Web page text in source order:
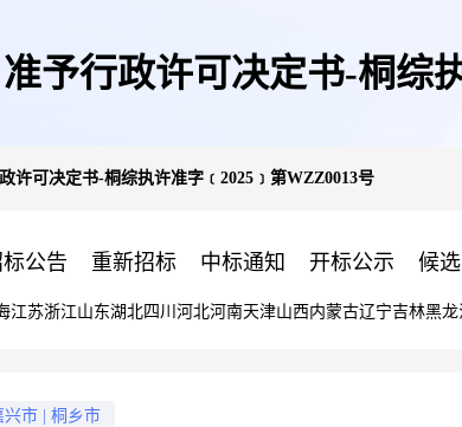
准予行政许可决定书-桐综
许可决定书-桐综执许准字﹝2025﹞第WZZ0013号
公告 重新招标 中标通知 开标公示 候
江苏浙江山东湖北四川 河北河南天津山西内蒙古辽宁吉林黑龙
兴市 桐乡市